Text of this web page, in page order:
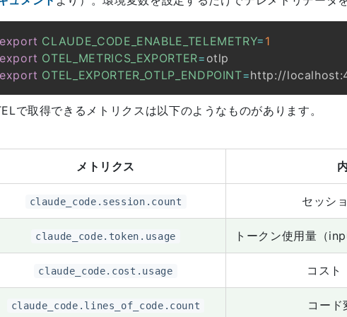
export CLAUDE_CODE_ENABLE_TELEMETRY= 1
export OTEL_METRICS_EXPORTER=
export OTEL_EXPORTER_OTLP_ENDPOINT=
で取得できるメトリクスは以下のようなものがあります。
メトリクス
claude_code.session.count セッシ
claude_code.token.usage トークン使用量（
claude_code.cost.usage コスト
claude_code.lines_of_code.count コード